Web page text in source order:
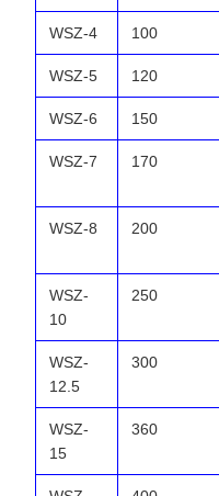
WSZ-4 100
WSZ-5 120
WSZ-6 150
WSZ-7 170
WSZ-8 200
WSZ-
10
250
WSZ-
12.5
300
WSZ-
15
360